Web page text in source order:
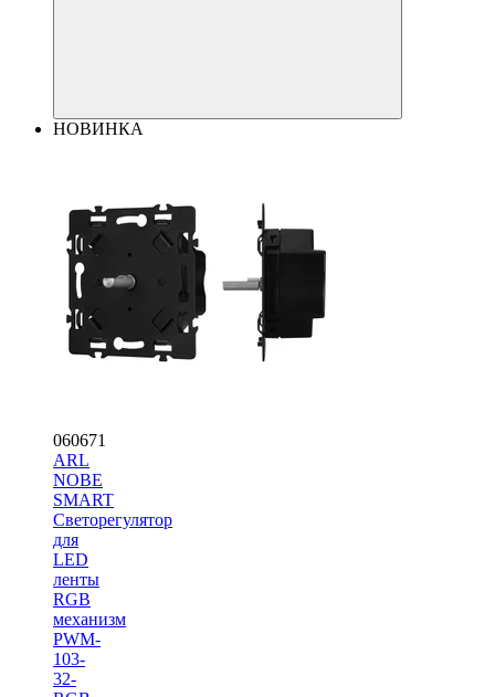
НОВИНКА
060671
ARL
NOBE
SMART
Светорегулятор
для
LED
ленты
RGB
механизм
PWM-
103-
32-